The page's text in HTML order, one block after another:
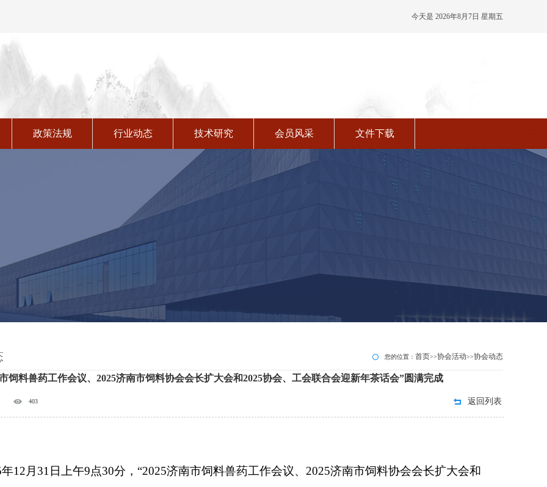
今天是 2026年8月7日 星期五
政策法规 行业动态 技术研究 会员风采 文件下载
您的位置： 首页>>协会活动>>协会动态
饲料兽药工作会议、2025济南市饲料协会会长扩大会和2025协会、工会联合会迎新年茶话会”圆满完成
403 返回列表
年12月31日上午9点30分，“2025济南市饲料兽药工作会议、2025济南市饲料协会会长扩大会和